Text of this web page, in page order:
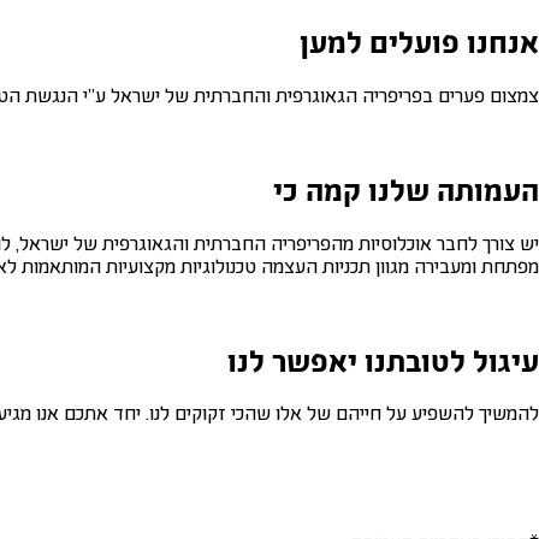
אנחנו פועלים למען
צמצום פערים בפריפריה הגאוגרפית והחברתית של ישראל ע"י הנגשת
העמותה שלנו קמה כי
יש צורך לחבר אוכלוסיות מהפריפריה החברתית והגאוגרפית של
מפתחת ומעבירה מגוון תכניות העצמה טכנולוגיות מקצועיות המותאמות
עיגול לטובתנו יאפשר לנו
להמשיך להשפיע על חייהם של אלו שהכי זקוקים לנו. יחד אתכם אנו מגיעים מדי